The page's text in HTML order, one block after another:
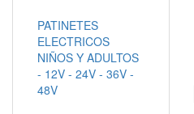
PATINETES
ELECTRICOS
NIÑOS Y ADULTOS
- 12V - 24V - 36V -
48V